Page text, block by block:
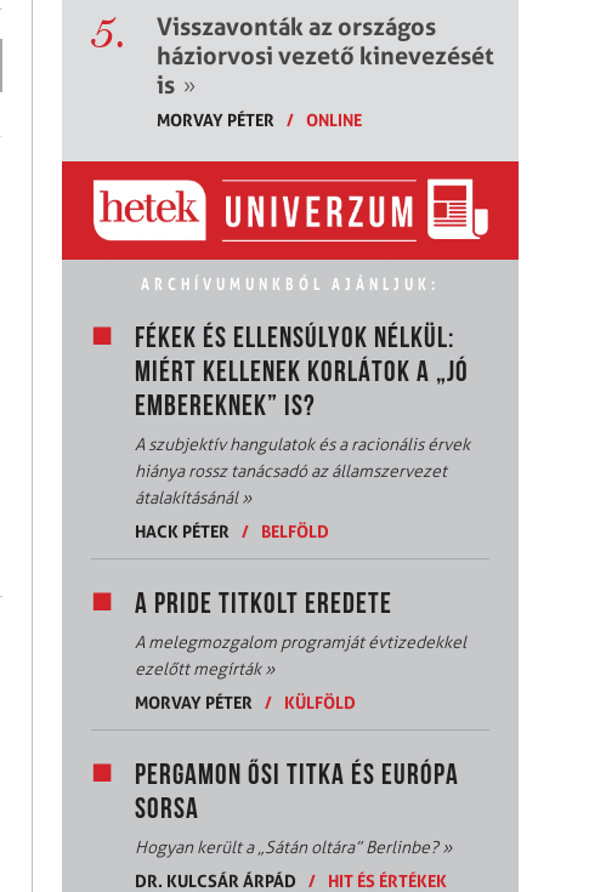
5.
Visszavonták az országos
háziorvosi vezető kinevezését
is »
MORVAY PÉTER / ONLINE
ARCHÍVUMUNKBÓL AJÁNLJUK:
FÉKEK ÉS ELLENSÚLYOK NÉLKÜL:
MIÉRT KELLENEK KORLÁTOK A „JÓ
EMBEREKNEK” IS?
A szubjektív hangulatok és a racionális érvek
hiánya rossz tanácsadó az államszervezet
átalakításánál»
HACK PÉTER
/ BELFÖLD
A PRIDE TITKOLT EREDETE
A melegmozgalom programját évtizedekkel
ezelőtt megírták»
MORVAY PÉTER
/ KÜLFÖLD
PERGAMON ŐSI TITKA ÉS EURÓPA
SORSA
Hogyan került a „Sátán oltára” Berlinbe?»
DR. KULCSÁR ÁRPÁD
/ HIT ÉS ÉRTÉKEK